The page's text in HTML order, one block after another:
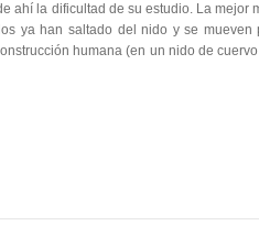
ahí la dificultad de su estudio. La
ya han saltado del nido y se
humana (en un nido de